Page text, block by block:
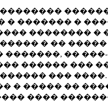
� ������� �
�������� �
� ��
��
������ ���
���
� ����� ��
����